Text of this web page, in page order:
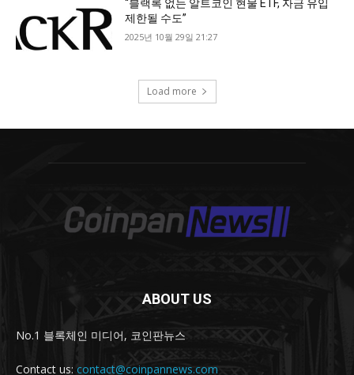
ABOUT US
No.1 블록체인 미디어, 코인판뉴스
Contact us: contact@coinpannews.com